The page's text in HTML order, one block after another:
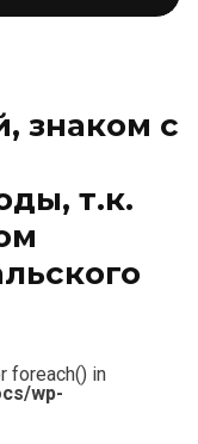
знаком c
т.к.
foreach() in
wp-